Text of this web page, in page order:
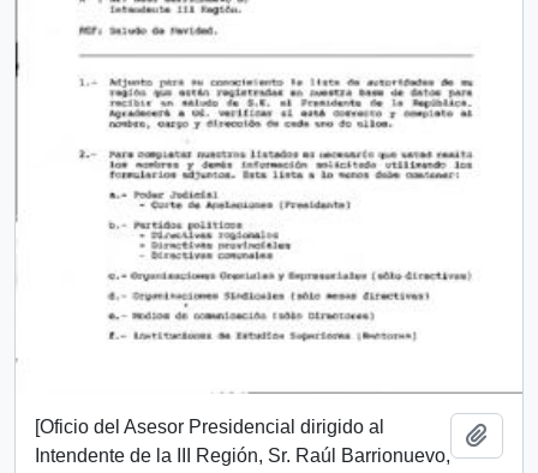
[Oficio del Asesor Presidencial dirigido al
Intendente de la III Región, Sr. Raúl Barrionuevo,